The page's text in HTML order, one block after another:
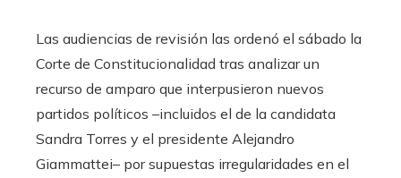
Las audiencias de revisión las ordenó el sábado la
Corte de Constitucionalidad tras analizar un
recurso de amparo que interpusieron nuevos
partidos políticos –incluidos el de la candidata
Sandra Torres y el presidente Alejandro
Giammattei– por supuestas irregularidades en el